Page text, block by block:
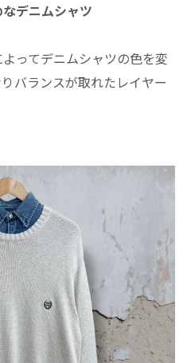
デニムシャツ
ってデニムシャツの色を変
バランスが取れたレイヤー